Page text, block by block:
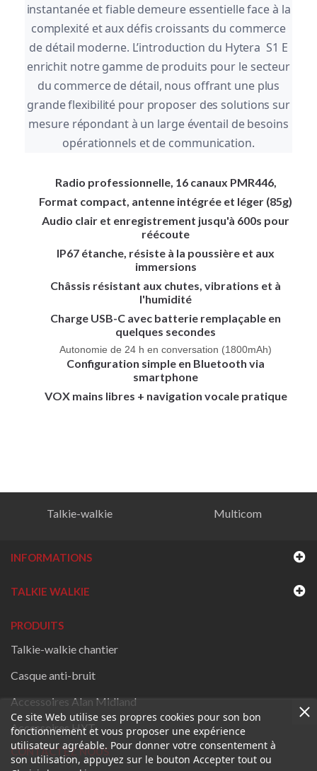
instantanée et fiable demeure essentielle face à la
complexité et aux défis croissants du commerce
de détail moderne. L’introduction du Hytera S1 E
enrichit notre gamme de produits pour le secteur
du commerce de détail, nous offrant une plus
grande flexibilité pour proposer des solutions sur
mesure répondant à un large éventail de besoins
opérationnels et de communication.
Radio professionnelle, 16 canaux PMR446,
Format compact, antenne intégrée et léger (85g)
Audio clair et enregistrement jusqu'à 600s pour
réécoute
IP67 étanche, résiste à la poussière et aux
immersions
Châssis résistant aux chutes, vibrations et à
l'humidité
Charge USB-C avec batterie remplaçable en
quelques secondes
Autonomie de 24 h en conversation (1800mAh)
Configuration simple en Bluetooth via
smartphone
VOX mains libres + navigation vocale pratique
Talkie-walkie Multicom
INFORMATIONS
TALKIE WALKIE
PRODUITS
Talkie-walkie chantier
Casque anti-bruit
Accessoires Alan Midland
Accessoires HYT
CONTACTEZ NOUS
Ce site Web utilise ses propres cookies pour son bon
fonctionnement et vous proposer une expérience
utilisateur agréable. Pour donner votre consentement à
son utilisation, appuyez sur le bouton Accepter tout ou